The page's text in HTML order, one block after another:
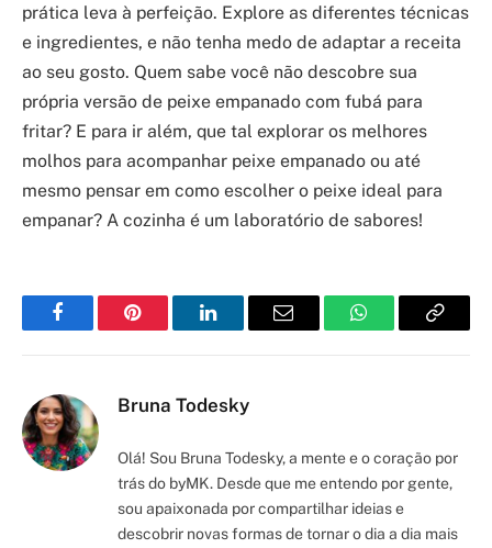
prática leva à perfeição. Explore as diferentes técnicas
e ingredientes, e não tenha medo de adaptar a receita
ao seu gosto. Quem sabe você não descobre sua
própria versão de peixe empanado com fubá para
fritar? E para ir além, que tal explorar os melhores
molhos para acompanhar peixe empanado ou até
mesmo pensar em como escolher o peixe ideal para
empanar? A cozinha é um laboratório de sabores!
FacebookPinterest LinkedInEmail WhatsAppCopy
Bruna Todesky
Olá! Sou Bruna Todesky, a mente e o coração por
trás do byMK. Desde que me entendo por gente,
sou apaixonada por compartilhar ideias e
descobrir novas formas de tornar o dia a dia mais